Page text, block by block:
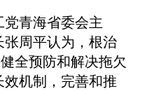
青海省委会主
周平认为，根治
全预防和解决拖欠
机制，完善和推